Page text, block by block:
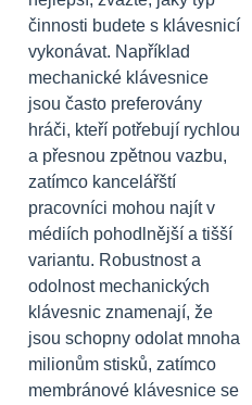
činnosti budete s klávesnicí
vykonávat. Například
mechanické klávesnice
jsou často preferovány
hráči, kteří potřebují rychlou
a přesnou zpětnou vazbu,
zatímco kancelářští
pracovníci mohou najít v
médiích pohodlnější a tišší
variantu. Robustnost a
odolnost mechanických
klávesnic znamenají, že
jsou schopny odolat mnoha
milionům stisků, zatímco
membránové klávesnice se